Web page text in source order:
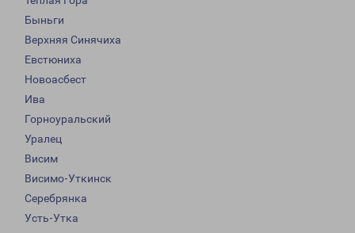
Быньги
Верхняя Синячиха
Евстюниха
Новоасбест
Ива
Горноуральский
Уралец
Висим
Висимо-Уткинск
Серебрянка
Усть-Утка